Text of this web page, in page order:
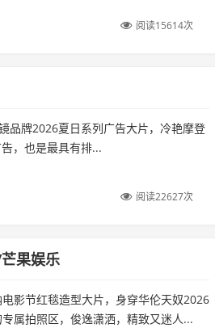
阅读15614次
品牌2026夏日系列广告大片，冷艳摩登
，也是最具有排...
阅读22627次
果娱乐
影节红毯造型大片，身穿华伦天奴2026
属拍照区，俊逸潇洒，精致又迷人...